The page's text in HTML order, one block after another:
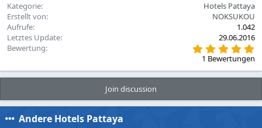
Kategorie
Hotels Pattaya
Erstellt von
NOKSUKOU
Aufrufe
1.042
Letztes Update
29.06.2016
Bewertung
0
S
e
r
1 Bewertungen
Join discussion
Andere Hotels Pattaya